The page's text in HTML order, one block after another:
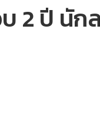
2 ปี นัก